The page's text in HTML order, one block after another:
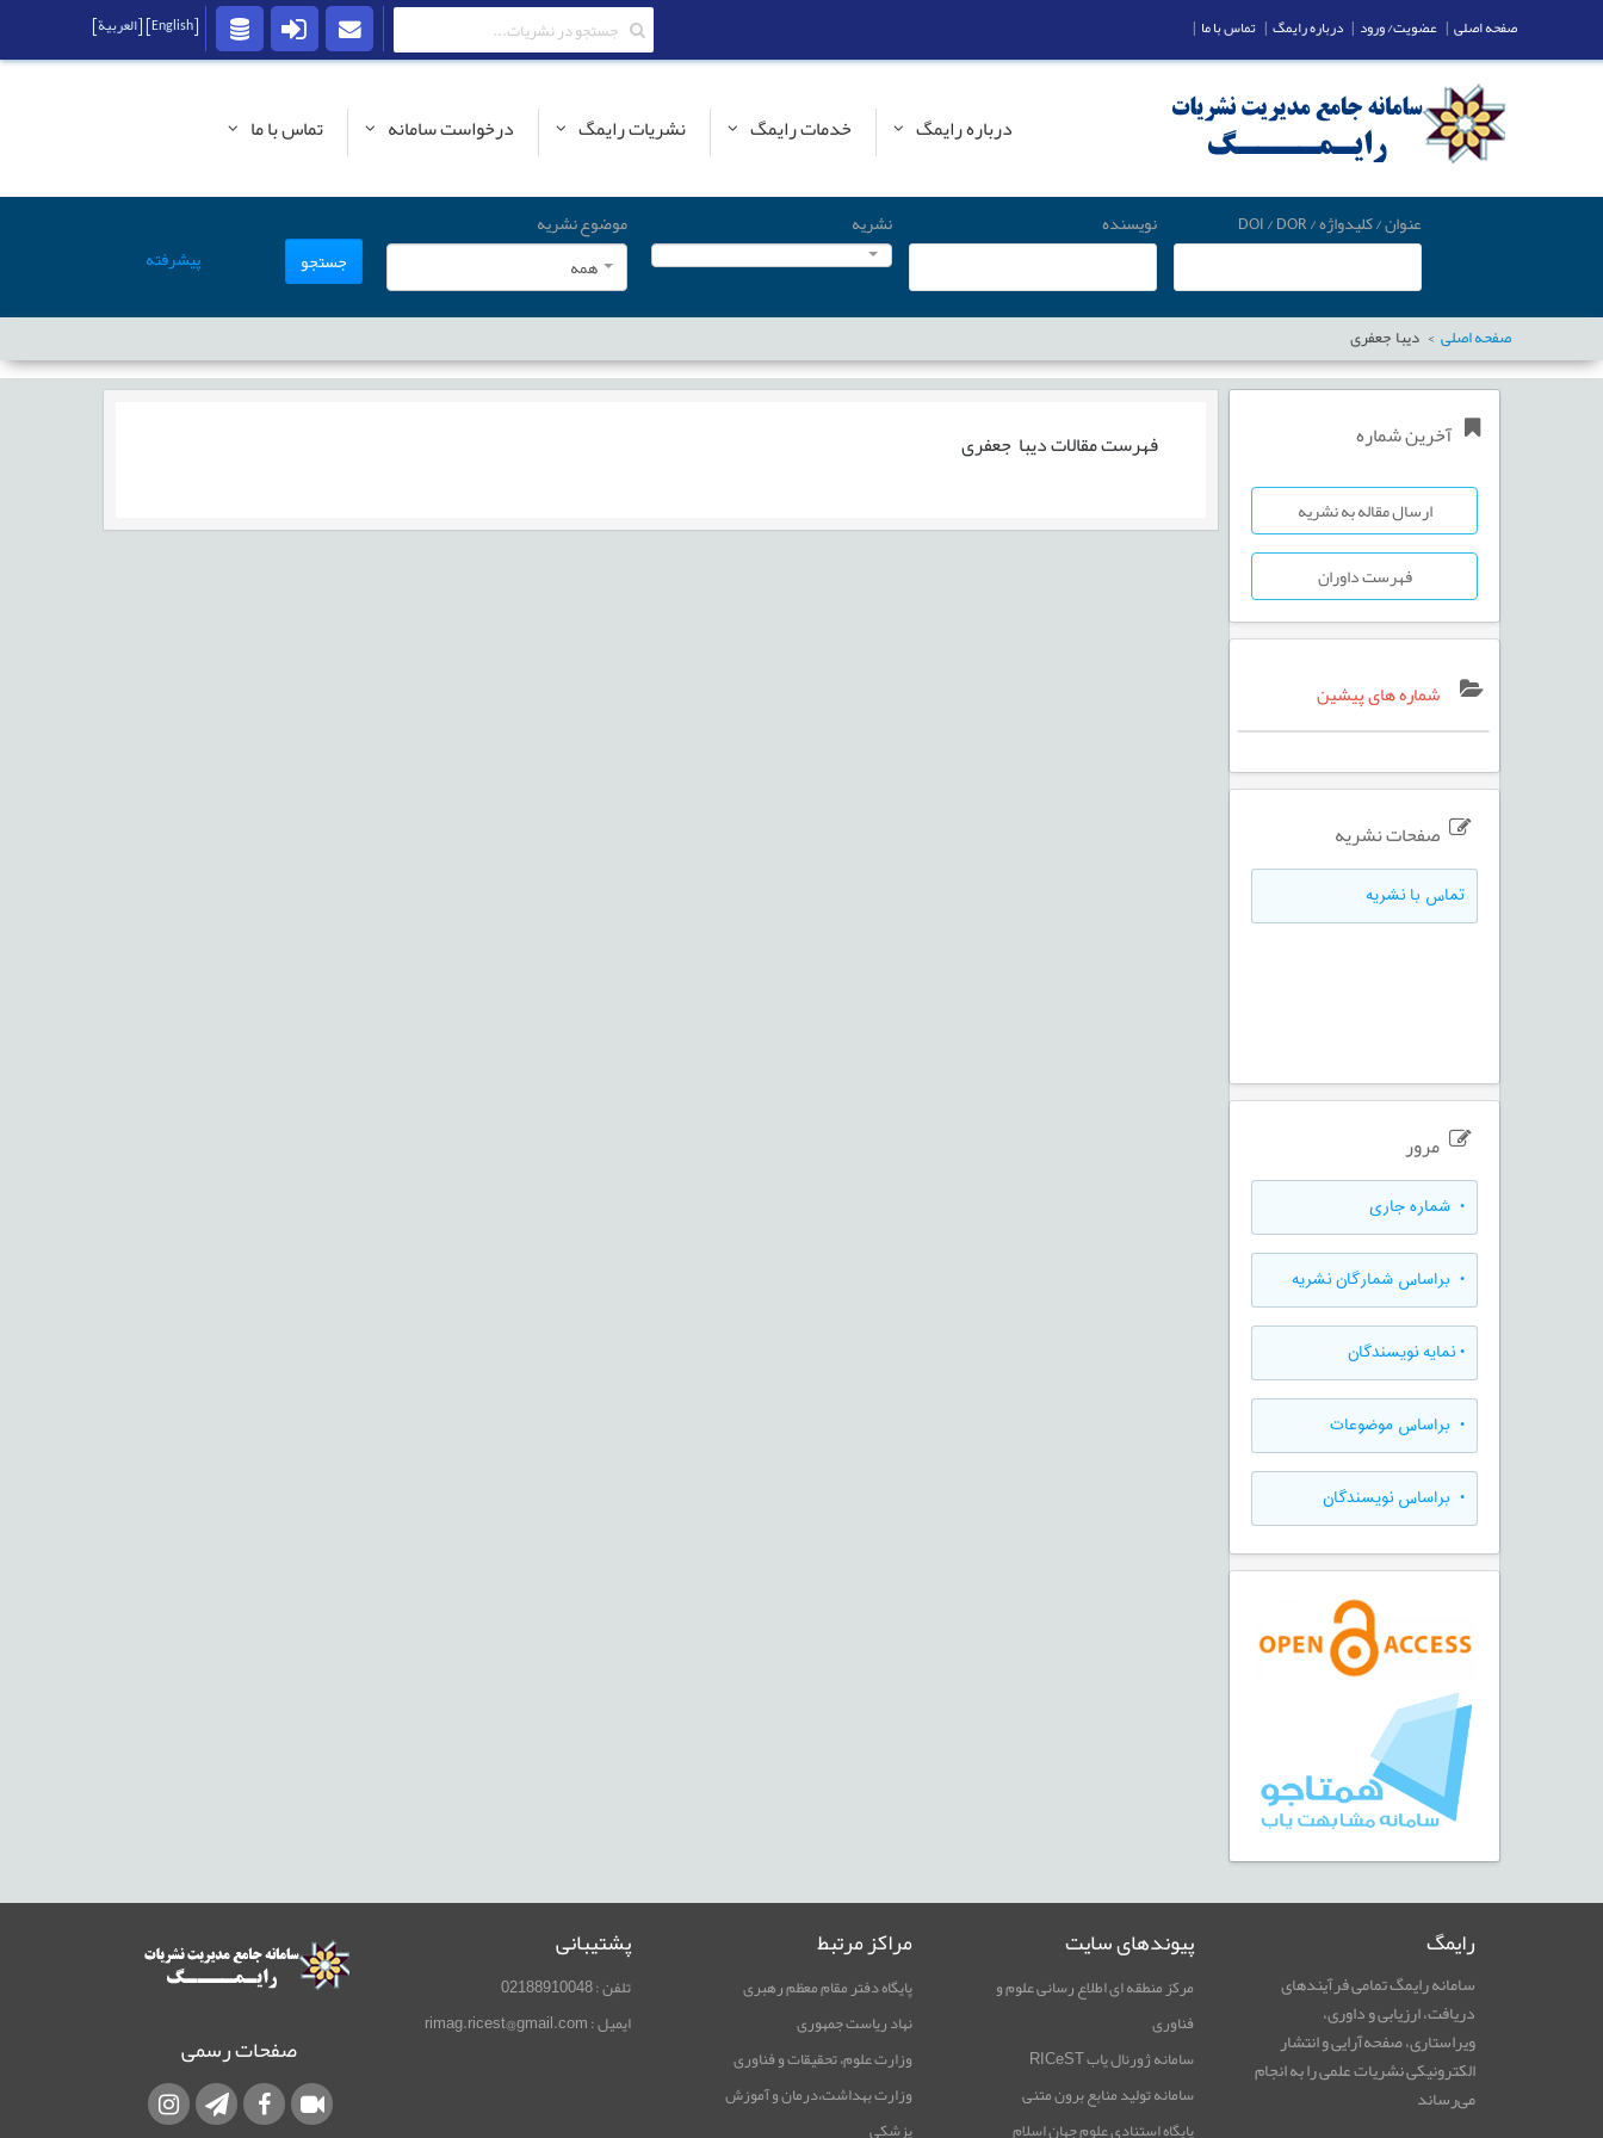
درباره رایمگ خدمات رایمگ نشریات رایمگ درخواست سامانه تماس با ما
عنوان / کلیدواژه / DOI / DOR نویسنده نشریه
موضوع نشریه
همه
جستجو پیشرفته
صفحه اصلی دیبا جعفری
آخرین شماره
ارسال مقاله به نشریه
فهرست داوران
شماره های پیشین
صفحات نشریه
تماس با نشریه
مرور
• شماره جاری
• براساس شمارگان نشریه
•نمایه نویسندگان
• براساس موضوعات
• براساس نویسندگان
فهرست مقالاتدیبا جعفری
رایمگ
سامانه رایمگ تمامی فرآیندهای
دریافت، ارزیابی و داوری،
ویراستاری، صفحه‌آرایی و انتشار
الکترونیکی نشریات علمی را به انجام
می‌رساند
پیوندهای سایت
مرکز منطقه ای اطلاع رسانی علوم و
فناوری
سامانه ژورنال یاب RICeST
سامانه تولید منابع برون متنی
پایگاه استنادی علوم جهان اسلام
مراکز مرتبط
پایگاه دفتر مقام معظم رهبری
نهاد ریاست جمهوری
وزارت علوم، تحقیقات و فناوری
وزارت بهداشت،درمان و آموزش
پزشکی
پشتیبانی
تلفن : 02188910048
ایمیل : rimag.ricest@gmail.com
صفحات رسمی
صفحه اصلی | عضویت/ ورود | درباره رایمگ | تماس با ما |
[English] [العربية]